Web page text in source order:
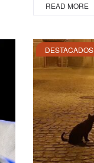
READ MORE
DESTACADOS